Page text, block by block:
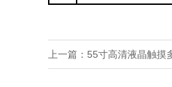
上一篇： 55寸高清液晶触摸